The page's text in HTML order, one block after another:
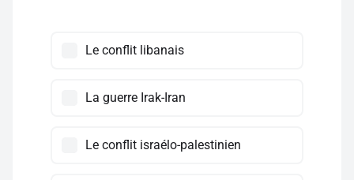
Le conflit libanais
La guerre Irak-Iran
Le conflit israélo-palestinien